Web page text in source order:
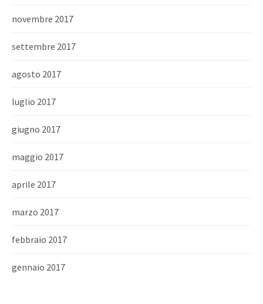
novembre 2017
settembre 2017
agosto 2017
luglio 2017
giugno 2017
maggio 2017
aprile 2017
marzo 2017
febbraio 2017
gennaio 2017